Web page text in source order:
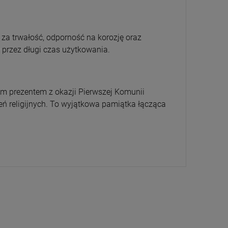
trwałość, odporność na korozję oraz
długi czas użytkowania.
prezentem z okazji Pierwszej Komunii
religijnych. To wyjątkowa pamiątka łącząca